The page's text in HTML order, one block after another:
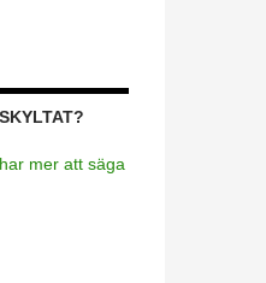
mer att säga